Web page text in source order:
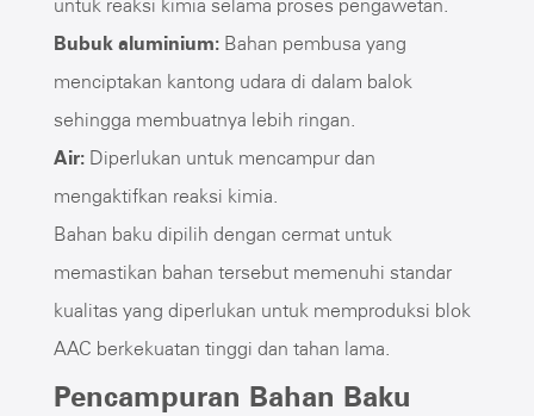
untuk reaksi kimia selama proses pengawetan.
Bubuk aluminium: Bahan pembusa yang
menciptakan kantong udara di dalam balok
sehingga membuatnya lebih ringan.
Air: Diperlukan untuk mencampur dan
mengaktifkan reaksi kimia.
Bahan baku dipilih dengan cermat untuk
memastikan bahan tersebut memenuhi standar
kualitas yang diperlukan untuk memproduksi blok
AAC berkekuatan tinggi dan tahan lama.
Pencampuran Bahan Baku